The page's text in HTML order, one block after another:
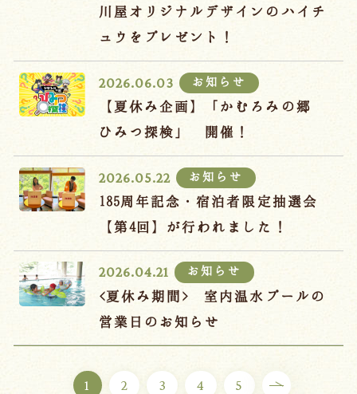
川屋オリジナルデザインのハイチ
ュウをプレゼント！
2026.06.03 お知らせ
【夏休み企画】「かむろみの郷
ひみつ探検」 開催！
2026.05.22 お知らせ
185周年記念・宿泊者限定抽選会
【第4回】が行われました！
2026.04.21 お知らせ
<夏休み期間> 室内温水プールの
営業日のお知らせ
1 2 3 4 5